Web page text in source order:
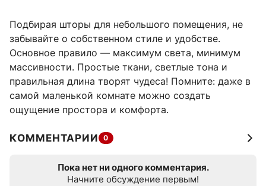
Подбирая шторы для небольшого помещения, не
забывайте о собственном стиле и удобстве.
Основное правило — максимум света, минимум
массивности. Простые ткани, светлые тона и
правильная длина творят чудеса! Помните: даже в
самой маленькой комнате можно создать
ощущение простора и комфорта.
КОММЕНТАРИИ 0
Пока нет ни одного комментария.
Начните обсуждение первым!